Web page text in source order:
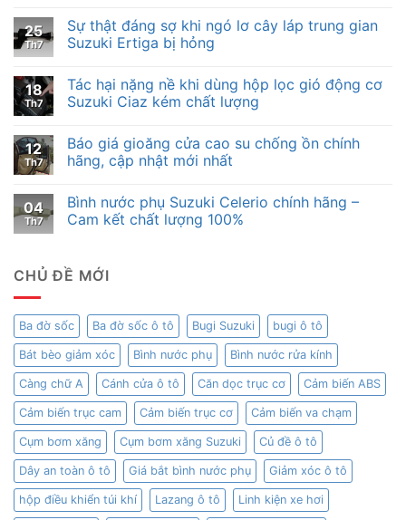
25
Th7
Sự thật đáng sợ khi ngó lơ cây láp trung gian
Suzuki Ertiga bị hỏng
18
Th7
Tác hại nặng nề khi dùng hộp lọc gió động cơ
Suzuki Ciaz kém chất lượng
12
Th7
Báo giá gioăng cửa cao su chống ồn chính
hãng, cập nhật mới nhất
04
Th7
Bình nước phụ Suzuki Celerio chính hãng –
Cam kết chất lượng 100%
CHỦ ĐỀ MỚI
Ba đờ sốc Ba đờ sốc ô tô Bugi Suzuki bugi ô tô
Bát bèo giảm xóc Bình nước phụ Bình nước rửa kính
Càng chữ A Cánh cửa ô tô Căn dọc trục cơ Cảm biến ABS
Cảm biến trục cam Cảm biến trục cơ Cảm biến va chạm
Cụm bơm xăng Cụm bơm xăng Suzuki Củ đề ô tô
Dây an toàn ô tô Giá bắt bình nước phụ Giảm xóc ô tô
hộp điều khiển túi khí Lazang ô tô Linh kiện xe hơi